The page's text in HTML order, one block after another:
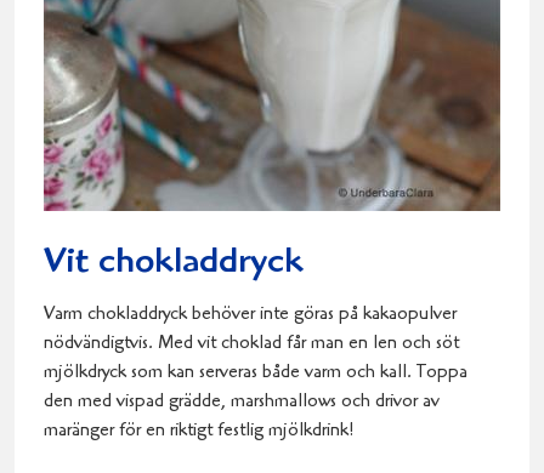
Vit chokladdryck
Varm chokladdryck behöver inte göras på kakaopulver
nödvändigtvis. Med vit choklad får man en len och söt
mjölkdryck som kan serveras både varm och kall. Toppa
den med vispad grädde, marshmallows och drivor av
maränger för en riktigt festlig mjölkdrink!